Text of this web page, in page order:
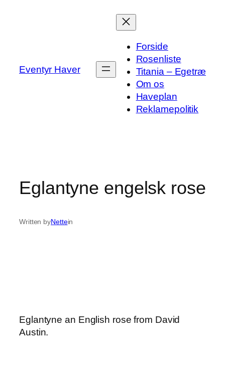
Eventyr Haver
Forside
Rosenliste
Titania – Egetræ
Om os
Haveplan
Reklamepolitik
Eglantyne engelsk rose
Written byNettein
Eglantyne an English rose from David
Austin.